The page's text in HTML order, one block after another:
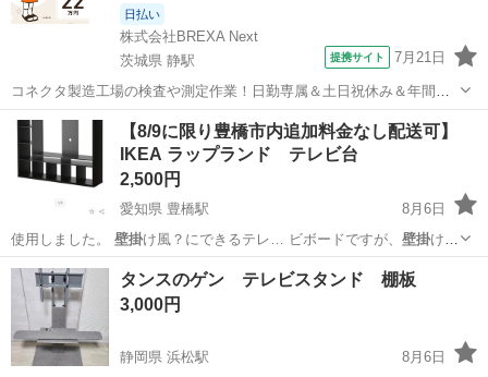
日払い
株式会社BREXA Next
茨城県 静駅
提携サイト 7月21日
コネクタ製造工場の検査や測定作業！日勤専属＆土日祝休み＆年間休
日128日★クリーンルーム内作業★マイカー通勤OK＆無料駐車場あり
★就業先食堂利用可！日払い制度あり！《茨城県常陸大宮市》 人気の
工場のお仕事 ◇コネクタ製造工...
茨城 常陸大宮市 静駅 その他
【8/9に限り豊橋市内追加料金なし配送可】
IKEA ラップランド テレビ台
2,500円
愛知県 豊橋駅
8月6日
使用しました。 壁掛け風？にできるテレ… ビボードですが、 壁掛けに
はせずに使って… いたため、壁掛け部分も綺麗なまま…
愛知 豊橋市 収納家具 ラップランド
タンスのゲン テレビスタンド 棚板
3,000円
静岡県 浜松駅
8月6日